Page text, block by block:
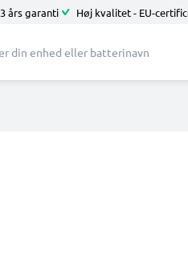
3 års garanti Høj kvalitet - EU-